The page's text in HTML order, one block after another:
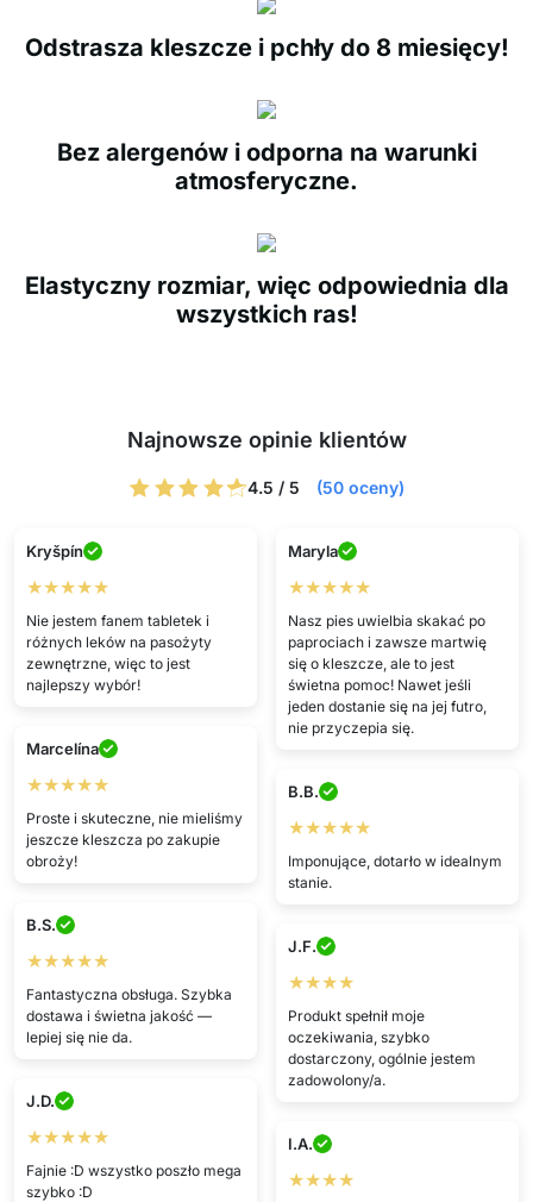
Odstrasza kleszcze i pchły do 8 miesięcy!
Bez alergenów i odporna na warunki
atmosferyczne.
Elastyczny rozmiar, więc odpowiednia dla
wszystkich ras!
Najnowsze opinie klientów
4.5 / 5 (50 oceny)
Kryšpín
★★★★★
Nie jestem fanem tabletek i
różnych leków na pasożyty
zewnętrzne, więc to jest
najlepszy wybór!
Maryla
★★★★★
Nasz pies uwielbia skakać po
paprociach i zawsze martwię
się o kleszcze, ale to jest
świetna pomoc! Nawet jeśli
jeden dostanie się na jej futro,
nie przyczepia się.
Marcelína
★★★★★
Proste i skuteczne, nie mieliśmy
jeszcze kleszcza po zakupie
obroży!
B.B.
★★★★★
Imponujące, dotarło w idealnym
stanie.
B.S.
★★★★★
Fantastyczna obsługa. Szybka
dostawa i świetna jakość —
lepiej się nie da.
J.F.
★★★★
Produkt spełnił moje
oczekiwania, szybko
dostarczony, ogólnie jestem
zadowolony/a.
J.D.
★★★★★
Fajnie :D wszystko poszło mega
szybko :D
I.A.
★★★★